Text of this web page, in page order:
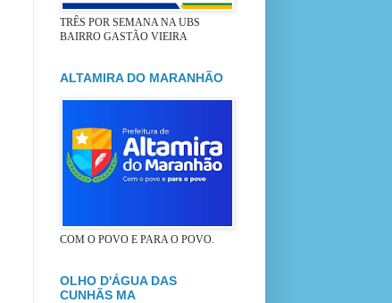
TRÊS POR SEMANA NA UBS
BAIRRO GASTÃO VIEIRA
ALTAMIRA DO MARANHÃO
COM O POVO E PARA O POVO.
OLHO D'ÁGUA DAS
CUNHÃS MA